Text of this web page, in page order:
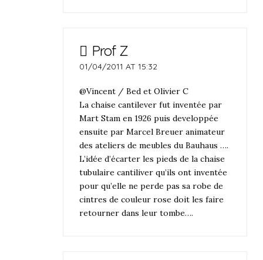
Prof Z
01/04/2011 AT 15:32
@Vincent / Bed et Olivier C
La chaise cantilever fut inventée par
Mart Stam en 1926 puis developpée
ensuite par Marcel Breuer animateur
des ateliers de meubles du Bauhaus ….
L’idée d’écarter les pieds de la chaise
tubulaire cantiliver qu’ils ont inventée
pour qu’elle ne perde pas sa robe de
cintres de couleur rose doit les faire
retourner dans leur tombe….